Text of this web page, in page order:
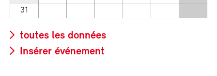
31
toutes les données
Insérer événement